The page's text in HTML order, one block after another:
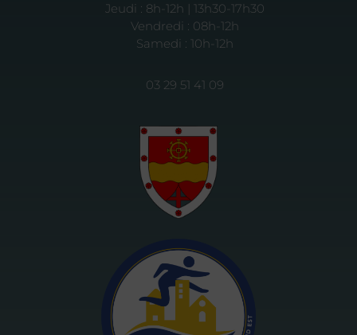
Jeudi : 8h-12h | 13h30-17h30
Vendredi : 08h-12h
Samedi : 10h-12h
03 29 51 41 09